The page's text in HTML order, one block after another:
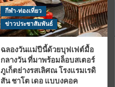
กีฬา-ท่องเที่ยว
ข่าวประชาสัมพันธ์
ฉลองวันแม่ปีนี้ด้วยบุฟเฟต์มื้อ
กลางวัน ที่มาพร้อมล็อบสเตอร์
ภูเก็ตย่างรสเลิศณ โรงแรมเรดิ
สัน ชาโต เดอ แบบงคอค